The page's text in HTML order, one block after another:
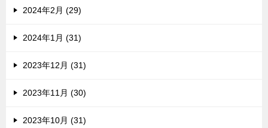
2024年2月 (29)
2024年1月 (31)
2023年12月 (31)
2023年11月 (30)
2023年10月 (31)